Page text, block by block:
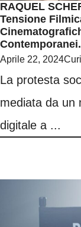
RAQUEL
Tensione
Contemporanei.
Aprile 22, 2024
La protesta
mediata da un
digitale a ...